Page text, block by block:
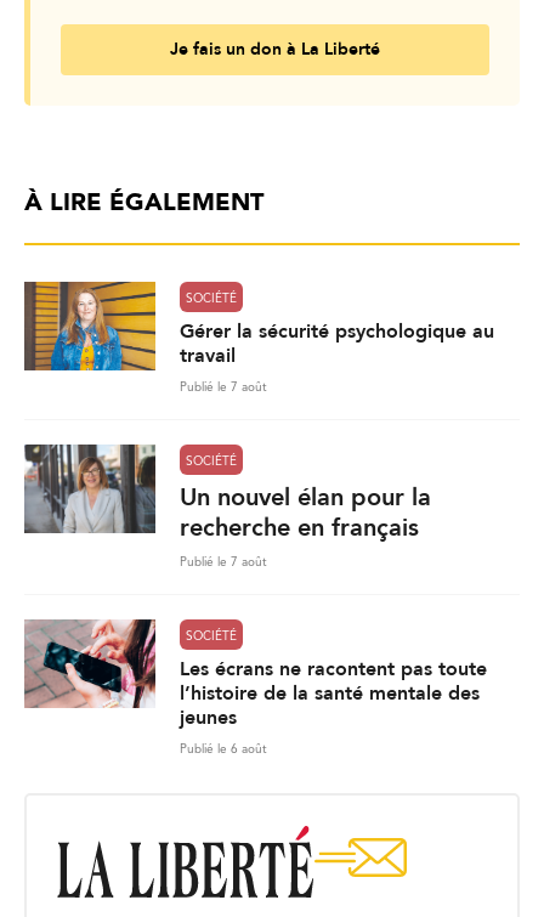
Je fais un don à La Liberté
À LIRE ÉGALEMENT
SOCIÉTÉ
Gérer la sécurité psychologique au
travail
Publié le 7 août
SOCIÉTÉ
Un nouvel élan pour la
recherche en français
Publié le 7 août
SOCIÉTÉ
Les écrans ne racontent pas toute
l’histoire de la santé mentale des
jeunes
Publié le 6 août